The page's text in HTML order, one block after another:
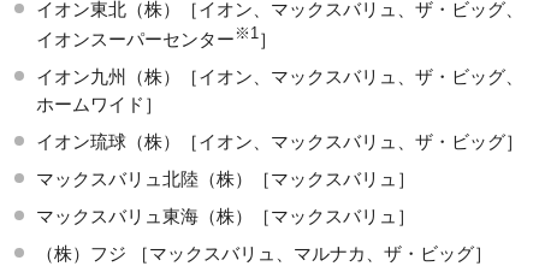
イオン東北（株）［イオン、マックスバリュ、ザ・ビッグ、
イオンスーパーセンター ※1 ］
イオン九州（株）［イオン、マックスバリュ、ザ・ビッグ、
ホームワイド］
イオン琉球（株）［イオン、マックスバリュ、ザ・ビッグ］
マックスバリュ北陸（株）［マックスバリュ］
マックスバリュ東海（株）［マックスバリュ］
（株）フジ ［マックスバリュ、マルナカ、ザ・ビッグ］